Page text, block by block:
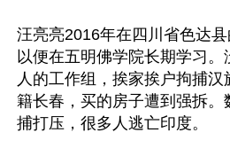
汪亮亮2016年在四川省色达县
以便在五明佛学院长期学习
人的工作组，挨家挨户拘捕
籍长春，买的房子遭到强拆。
捕打压，很多人逃亡印度。